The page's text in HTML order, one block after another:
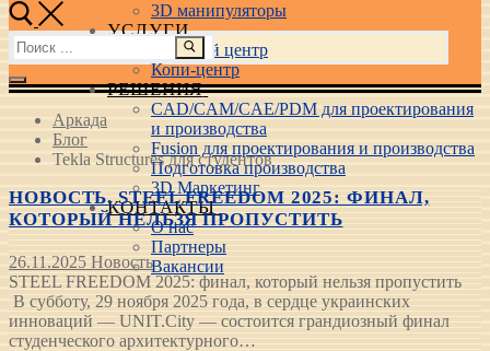
3D манипуляторы
УСЛУГИ
Учебный центр
Копи-центр
РЕШЕНИЯ
CAD/CAM/CAE/PDM для проектирования
и производства
Fusion для проектирования и производства
Подготовка производства
3D Маркетинг
КОНТАКТЫ
О нас
Партнеры
Вакансии
Найти:
Аркада
Блог
Tekla Structures для студентов
НОВОСТЬ. STEEL FREEDOM 2025: ФИНАЛ,
КОТОРЫЙ НЕЛЬЗЯ ПРОПУСТИТЬ
26.11.2025 Новость
STEEL FREEDOM 2025: финал, который нельзя пропустить
В субботу, 29 ноября 2025 года, в сердце украинских
инноваций — UNIT.City — состоится грандиозный финал
студенческого архитектурного…